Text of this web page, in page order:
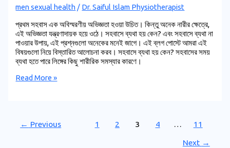
men sexual health / Dr. Saiful Islam Physiotherapist
প্রথম সহবাস এক অবিস্মরণীয় অভিজ্ঞতা হওয়া উচিত। কিন্তু অনেক নারীর ক্ষেত্রে,
এই অভিজ্ঞতা যন্ত্রণাদায়ক হয়ে ওঠে। সহবাসে ব্যথা হয় কেন? এবং সহবাসে ব্যথা না
পাওয়ার উপায়, এই প্রশ্নগুলো অনেকের মনেই জাগে। এই ব্লগ পোস্টে আমরা এই
বিষয়গুলো নিয়ে বিস্তারিত আলোচনা করব। সহবাসে ব্যথা হয় কেন? সহবাসের সময়
ব্যথা হতে পারে লিঙ্গের কিছু শারীরিক সমস্যার কারণে।
Read More »
← Previous 1 2 3 4 … 11
Next →